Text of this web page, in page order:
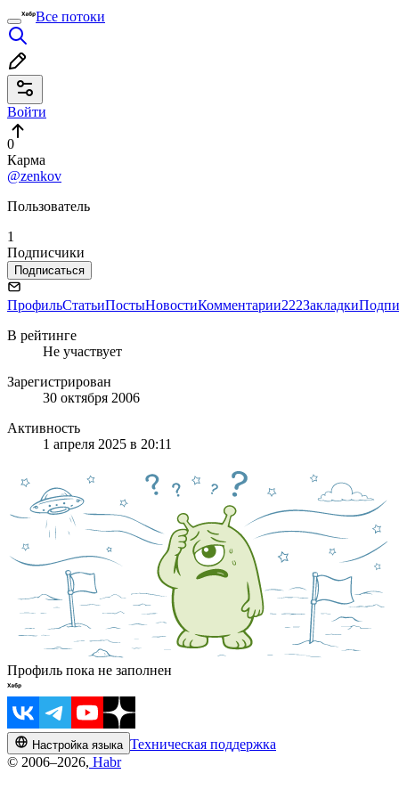
Все потоки
Войти
0
Карма
@zenkov
Пользователь
1
Подписчики
Подписаться
ПрофильСтатьиПостыНовостиКомментарии222Закладки
В рейтинге
Не участвует
Зарегистрирован
30 октября 2006
Активность
1 апреля 2025 в 20:11
Профиль пока не заполнен
Настройка языка Техническая поддержка
© 2006–2026, Habr